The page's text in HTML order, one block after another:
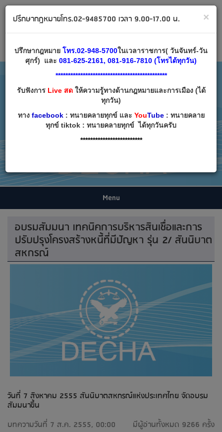
Email:decha007@decha.com
เข้าสู่ระบบ สมัครสมาชิก
Menu
อบรมสัมมนา เทคนิคการบริหารสินเชื่อและการ
ปรับปรุงโครงสร้างหนี้ที่มีปัญหา รุ่น 2/ สันนิบาต
สหกรณ์
วันที่ 7 สิงหาคม 2555 สันนิบาตสหกรณ์แห่งประเทศไทย จัดอบรม
สัมมนาขึ้น
บทความวันที่ 7 ส.ค. 2555, 00:00
มีผู้อ่านทั้งหมด 9266 ครั้ง
×
ปรึกษากฎหมายโทร.02-9485700 เวลา 9.00-17.00 น.
ปรึกษากฎหมาย โทร.02-948-5700ในเวลาราชการ( วันจันทร์-วัน
ศุกร์) และ 081-625-2161, 081-916-7810 (โทรได้ทุกวัน)
*********************************************
รับฟังการLive สดให้ความรู้ทางด้านกฎหมายและการเมือง (ได้
ทุกวัน)
ทาง facebook: ทนายคลายทุกข์ และ YouTube: ทนายคลาย
ทุกข์ tiktok : ทนายคลายทุกข์ ได้ทุกวันครับ
*************************